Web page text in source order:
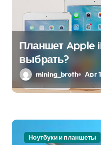
Планшет Apple
выбрать?
mining_broth Авг
Ноутбуки и планшеты